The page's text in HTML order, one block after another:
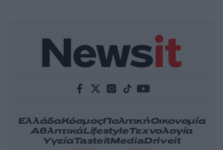
ΕλλάδαΚόσμοςΠολιτικήΟικονομία
ΑθλητικάLifestyleΤεχνολογία
ΥγείαTasteitMediaDriveit